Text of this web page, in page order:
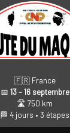
🇫🇷 France
📅 13 – 16 septembre
🛣️ 750 km
🏁 4 jours • 3 étapes